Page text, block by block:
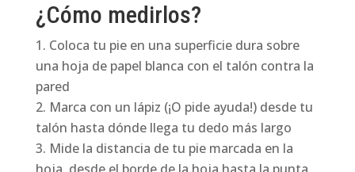
¿Cómo medirlos?
Coloca tu pie en una superficie dura sobre
una hoja de papel blanca con el talón contra la
pared
Marca con un lápiz (¡O pide ayuda!) desde tu
talón hasta dónde llega tu dedo más largo
Mide la distancia de tu pie marcada en la